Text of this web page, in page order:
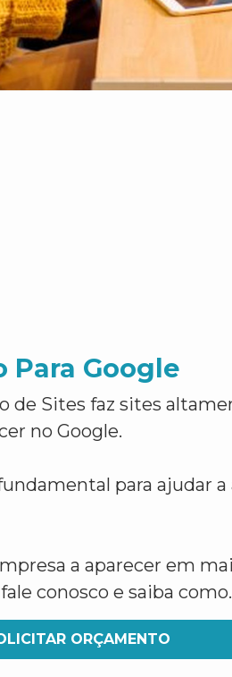
Para Google
de Sites faz sites
no Google.
para ajudar a
a aparecer em
conosco e saiba como.
ORÇAMENTO